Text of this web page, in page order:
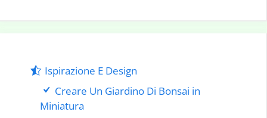
Ispirazione E Design
Creare Un Giardino Di Bonsai in
Miniatura